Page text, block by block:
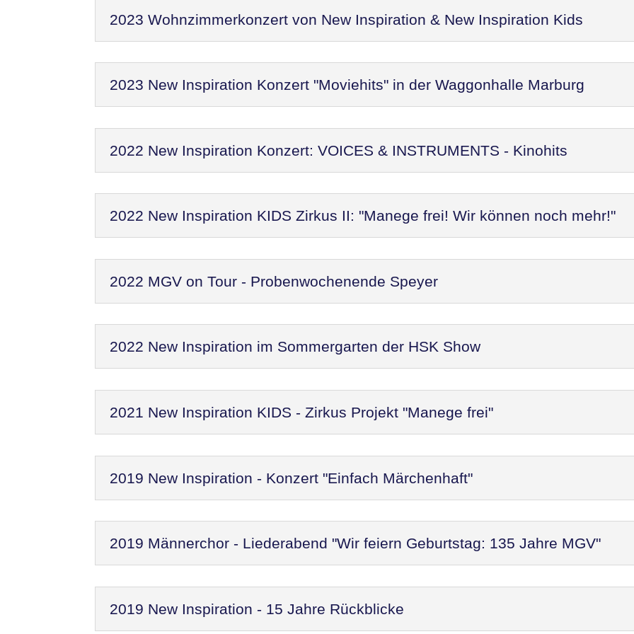
2023 Wohnzimmerkonzert von New Inspiration & New Inspiration Kids
2023 New Inspiration Konzert "Moviehits" in der Waggonhalle Marburg
2022 New Inspiration Konzert: VOICES & INSTRUMENTS - Kinohits
2022 New Inspiration KIDS Zirkus II: "Manege frei! Wir können noch mehr!"
2022 MGV on Tour - Probenwochenende Speyer
2022 New Inspiration im Sommergarten der HSK Show
2021 New Inspiration KIDS - Zirkus Projekt "Manege frei"
2019 New Inspiration - Konzert "Einfach Märchenhaft"
2019 Männerchor - Liederabend "Wir feiern Geburtstag: 135 Jahre MGV"
2019 New Inspiration - 15 Jahre Rückblicke